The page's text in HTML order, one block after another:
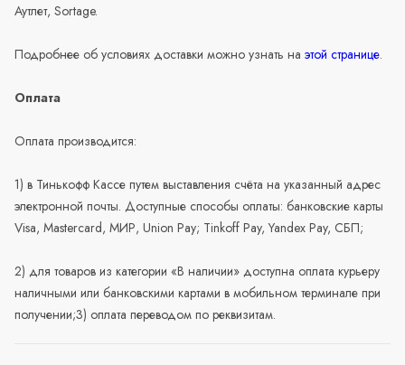
Аутлет, Sortage.
Подробнее об условиях доставки можно узнать на этой странице.
Оплата
Оплата производится:
1) в Тинькофф Кассе путем выставления счёта на указанный адрес
электронной почты. Доступные способы оплаты: банковские карты
Visa, Mastercard, МИР, Union Pay; Tinkoff Pay, Yandex Pay, СБП;
2) для товаров из категории «В наличии» доступна оплата курьеру
наличными или банковскими картами в мобильном терминале при
получении;3) оплата переводом по реквизитам.